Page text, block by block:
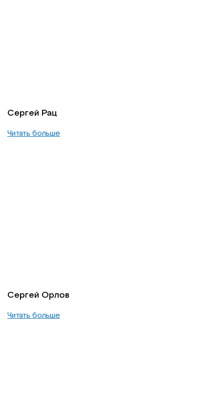
Сергей Рац
Читать больше
Сергей Орлов
Читать больше